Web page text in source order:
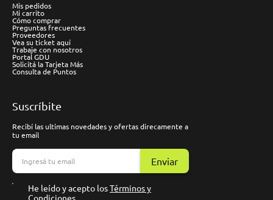
Mis pedidos
Mi carrito
Cómo comprar
Preguntas frecuentes
Proveedores
Vea su ticket aquí
Trabaje con nosotros
Portal GDU
Solicitá la Tarjeta Más
Consulta de Puntos
Suscríbite
Recibí las ultimas novedades y ofertas direcamente a
tu email
Enviar
He leído y acepto losTérminos y
Condiciones